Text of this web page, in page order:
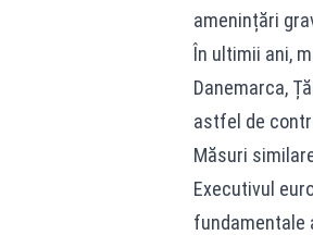
amenințări
În ultimii ani,
Danemarca,
astfel de
Măsuri
Executivul
fundamentale